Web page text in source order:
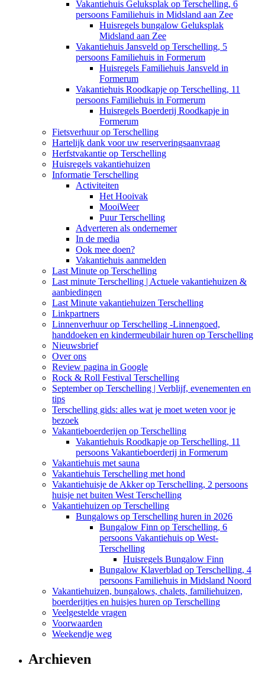
Vakantiehuis Geluksplak op Terschelling, 6
persoons Familiehuis in Midsland aan Zee
Huisregels bungalow Geluksplak
Midsland aan Zee
Vakantiehuis Jansveld op Terschelling, 5
persoons Familiehuis in Formerum
Huisregels Familiehuis Jansveld in
Formerum
Vakantiehuis Roodkapje op Terschelling, 11
persoons Familiehuis in Formerum
Huisregels Boerderij Roodkapje in
Formerum
Fietsverhuur op Terschelling
Hartelijk dank voor uw reserveringsaanvraag
Herfstvakantie op Terschelling
Huisregels vakantiehuizen
Informatie Terschelling
Activiteiten
Het Hooivak
MooiWeer
Puur Terschelling
Adverteren als ondernemer
In de media
Ook mee doen?
Vakantiehuis aanmelden
Last Minute op Terschelling
Last minute Terschelling | Actuele vakantiehuizen &
aanbiedingen
Last Minute vakantiehuizen Terschelling
Linkpartners
Linnenverhuur op Terschelling -Linnengoed,
handdoeken en kindermeubilair huren op Terschelling
Nieuwsbrief
Over ons
Review pagina in Google
Rock & Roll Festival Terschelling
September op Terschelling | Verblijf, evenementen en
tips
Terschelling gids: alles wat je moet weten voor je
bezoek
Vakantieboerderijen op Terschelling
Vakantiehuis Roodkapje op Terschelling, 11
persoons Vakantieboerderij in Formerum
Vakantiehuis met sauna
Vakantiehuis Terschelling met hond
Vakantiehuisje de Akker op Terschelling, 2 persoons
huisje net buiten West Terschelling
Vakantiehuizen op Terschelling
Bungalows op Terschelling huren in 2026
Bungalow Finn op Terschelling, 6
persoons Vakantiehuis op West-
Terschelling
Huisregels Bungalow Finn
Bungalow Klaverblad op Terschelling, 4
persoons Familiehuis in Midsland Noord
Vakantiehuizen, bungalows, chalets, familiehuizen,
boerderijtjes en huisjes huren op Terschelling
Veelgestelde vragen
Voorwaarden
Weekendje weg
Archieven